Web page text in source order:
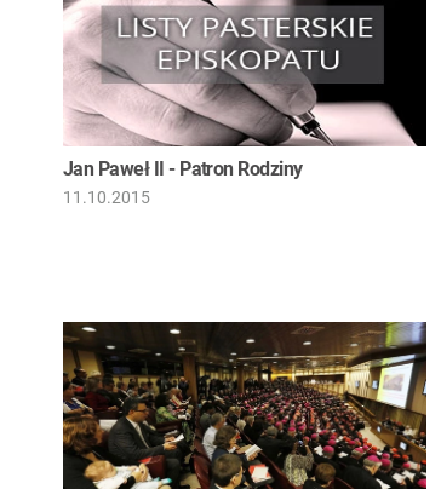
11.10.2015
Jan Paweł II - Patron Rodziny